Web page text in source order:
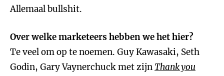
Allemaal bullshit.
Over welke marketeers hebben we het hier?
Te veel om op te noemen. Guy Kawasaki, Seth
Godin, Gary Vaynerchuck met zijn Thank you